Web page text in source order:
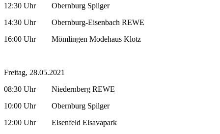
12:30 Uhr Obernburg Spilger
14:30 Uhr Obernburg-Eisenbach REWE
16:00 Uhr Mömlingen Modehaus Klotz
Freitag, 28.05.2021
08:30 Uhr Niedernberg REWE
10:00 Uhr Obernburg Spilger
12:00 Uhr Elsenfeld Elsavapark